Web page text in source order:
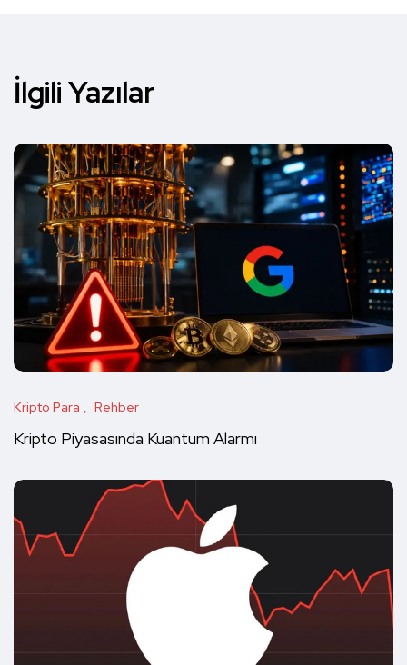
İlgili Yazılar
Kripto Para Rehber
Kripto Piyasasında Kuantum Alarmı